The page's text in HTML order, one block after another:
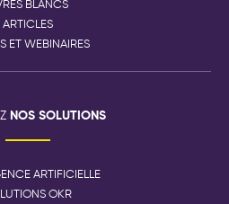
BLANCS
ARTICLES
ET WEBINAIRES
NOS SOLUTIONS
ARTIFICIELLE
OKR